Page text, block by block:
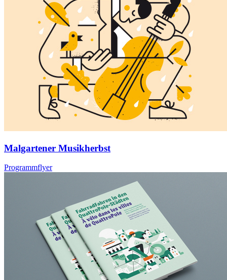
Malgartener Musikherbst
Programmflyer